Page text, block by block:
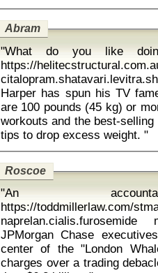
Abram
"What do you like
https://
Harper has spun his TV
are 100 pounds (45 kg) or
workouts and the best-
tips to drop excess weight. "
Roscoe
"An
https://toddmillerlaw.com/
JPMorgan Chase
center of the "London
charges over a trading